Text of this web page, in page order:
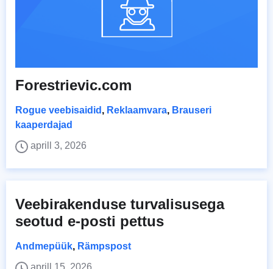
Forestrievic.com
Rogue veebisaidid , Reklaamvara, Brauseri
kaaperdajad
aprill 3, 2026
Veebirakenduse turvalisusega
seotud e-posti pettus
Andmepüük, Rämpspost